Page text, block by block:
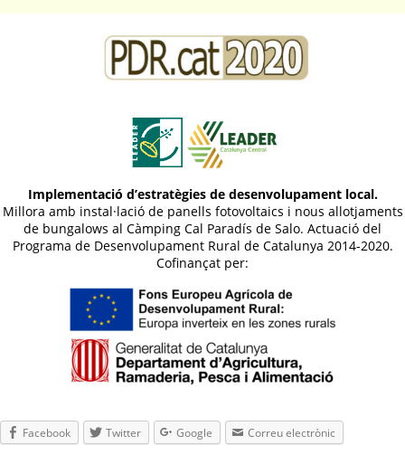
Implementació d’estratègies de desenvolupament local.
Millora amb instal·lació de panells fotovoltaics i nous allotjaments
de bungalows al Càmping Cal Paradís de Salo. Actuació del
Programa de Desenvolupament Rural de Catalunya 2014-2020.
Cofinançat per:
Facebook Twitter Google Correu electrònic